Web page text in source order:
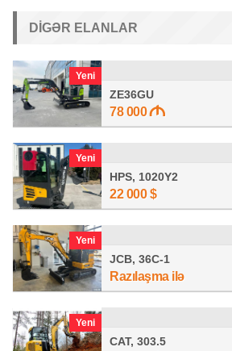
DIGƏR ELANLAR
Yeni
ZE36GU
78 000
Yeni
HPS, 1020Y2
22 000 $
Yeni
JCB, 36C-1
Razılaşma ilə
Yeni
CAT, 303.5